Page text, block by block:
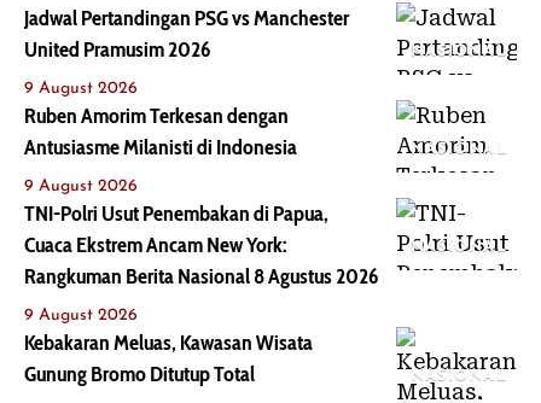
NASIONAL
Jadwal Pertandingan PSG vs Manchester
United Pramusim 2026
9 August 2026
NASIONAL
Ruben Amorim Terkesan dengan
Antusiasme Milanisti di Indonesia
9 August 2026
NASIONAL
TNI-Polri Usut Penembakan di Papua,
Cuaca Ekstrem Ancam New York:
Rangkuman Berita Nasional 8 Agustus 2026
9 August 2026
NASIONAL
Kebakaran Meluas, Kawasan Wisata
Gunung Bromo Ditutup Total